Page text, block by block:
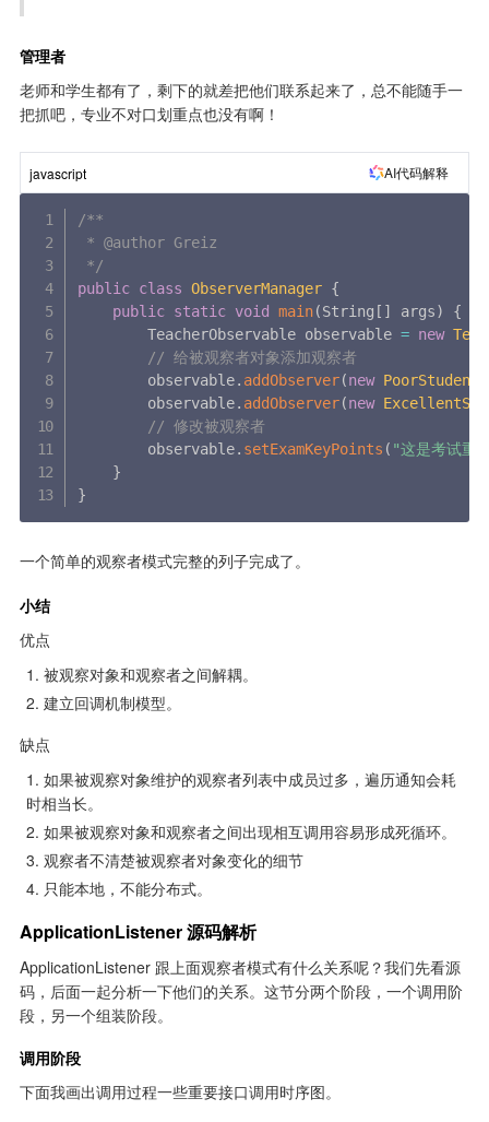
管理者
老师和学生都有了，剩下的就差把他们联系起来了，总不能随手一
把抓吧，专业不对口划重点也没有啊！
javascript AI代码解释
/**
* @author Greiz
*/
public class ObserverManager {
public static void main(String [ ] args)
{
        TeacherObservable observable
= new
// 给被观察者对象添加观察者
        observable
. addObserver(new
        observable
. addObserver(new
// 修改被观察者
        observable
. setExamKeyPoints ( "这是考试重
}
}
一个简单的观察者模式完整的列子完成了。
小结
优点
被观察对象和观察者之间解耦。
建立回调机制模型。
缺点
如果被观察对象维护的观察者列表中成员过多，遍历通知会耗
时相当长。
如果被观察对象和观察者之间出现相互调用容易形成死循环。
观察者不清楚被观察者对象变化的细节
只能本地，不能分布式。
ApplicationListener 源码解析
ApplicationListener 跟上面观察者模式有什么关系呢？我们先看源
码，后面一起分析一下他们的关系。这节分两个阶段，一个调用阶
段，另一个组装阶段。
调用阶段
下面我画出调用过程一些重要接口调用时序图。